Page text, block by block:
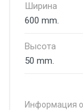
Ширина
600 mm.
Высота
50 mm.
Информация о